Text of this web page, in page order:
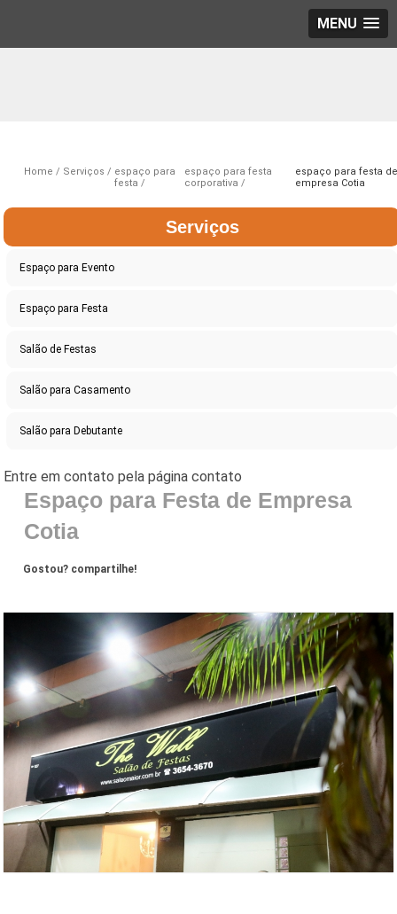
MENU
Home Serviços
espaço para
festa
espaço para festa
corporativa
espaço para festa de
empresa Cotia
Serviços
Espaço para Evento
Espaço para Festa
Salão de Festas
Salão para Casamento
Salão para Debutante
Espaço para Festa de Empresa
Cotia
Gostou? compartilhe!